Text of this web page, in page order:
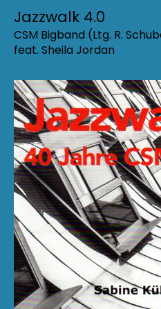
Jazzwalk 4.0
CSM Bigband (Ltg. R.
feat. Sheila Jordan